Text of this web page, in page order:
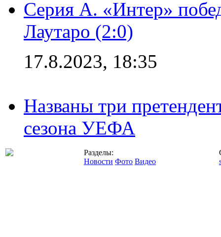
Серия А. «Интер»
Лаутаро (2:0)
17.8.2023, 18:35
Названы три
сезона УЕФА
Разделы:
Новости Фото Видео